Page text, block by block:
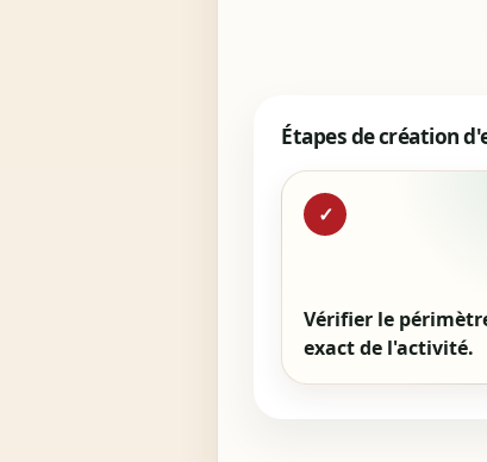
Étapes de création
✓
Vérifier le
exact de l'activité.